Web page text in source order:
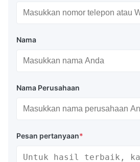
Nama
Nama Perusahaan
Pesan pertanyaan*